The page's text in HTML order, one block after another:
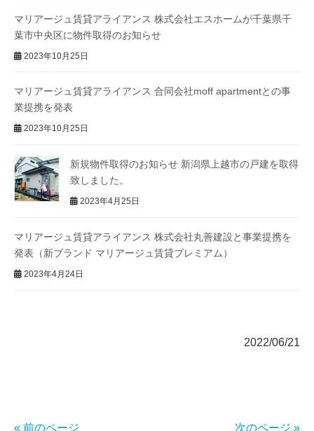
マリアージュ賃貸アライアンス 株式会社エスホームが千葉県千
葉市中央区に物件取得のお知らせ
2023年10月25日
マリアージュ賃貸アライアンス 合同会社moff apartmentとの事
業提携を発表
2023年10月25日
新規物件取得のお知らせ 新潟県上越市の戸建を取得
致しました。
2023年4月25日
マリアージュ賃貸アライアンス 株式会社丸善建設と事業提携を
発表（新ブランド マリアージュ賃貸プレミアム）
2023年4月24日
2022/06/21
« 前のページ 次のページ »